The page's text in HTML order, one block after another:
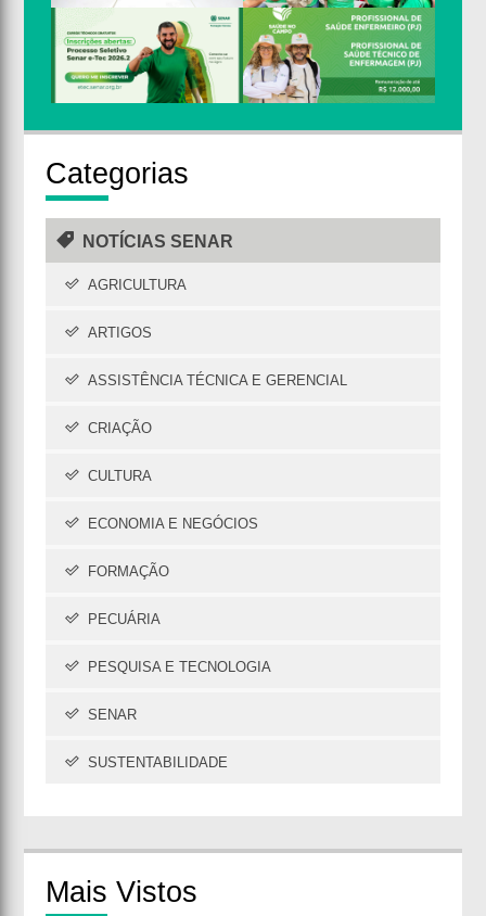
Categorias
NOTÍCIAS SENAR
AGRICULTURA
ARTIGOS
ASSISTÊNCIA TÉCNICA E GERENCIAL
CRIAÇÃO
CULTURA
ECONOMIA E NEGÓCIOS
FORMAÇÃO
PECUÁRIA
PESQUISA E TECNOLOGIA
SENAR
SUSTENTABILIDADE
Mais Vistos